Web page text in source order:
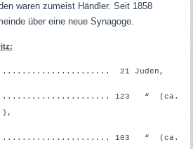
waren zumeist Händler. Seit 1858
über eine neue Synagoge.
21 Juden,
123 “ (ca.
103 “ (ca.